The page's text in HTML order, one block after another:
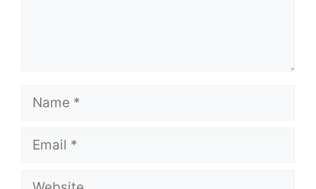
Name
Email
Website